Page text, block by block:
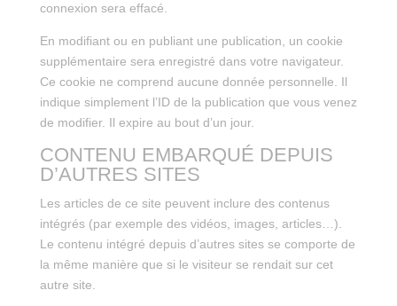
connexion sera effacé.
En modifiant ou en publiant une publication, un cookie
supplémentaire sera enregistré dans votre navigateur.
Ce cookie ne comprend aucune donnée personnelle. Il
indique simplement l’ID de la publication que vous venez
de modifier. Il expire au bout d’un jour.
CONTENU EMBARQUÉ DEPUIS
D’AUTRES SITES
Les articles de ce site peuvent inclure des contenus
intégrés (par exemple des vidéos, images, articles…).
Le contenu intégré depuis d’autres sites se comporte de
la même manière que si le visiteur se rendait sur cet
autre site.